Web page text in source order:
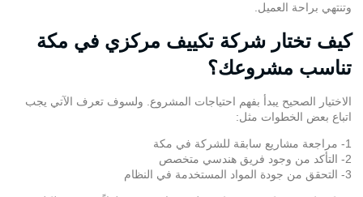
وتنتهي براحة العميل.
كيف تختار شركة تكييف مركزي في مكة
تناسب مشروعك؟
الاختيار الصحيح يبدأ بفهم احتياجات المشروع. ولسوف تعرف الآتي يجب
اتباع بعض الخطوات مثل:
1- مراجعة مشاريع سابقة للشركة في مكة
2- التأكد من وجود فريق هندسي متخصص
3- التحقق من جودة المواد المستخدمة في النظام